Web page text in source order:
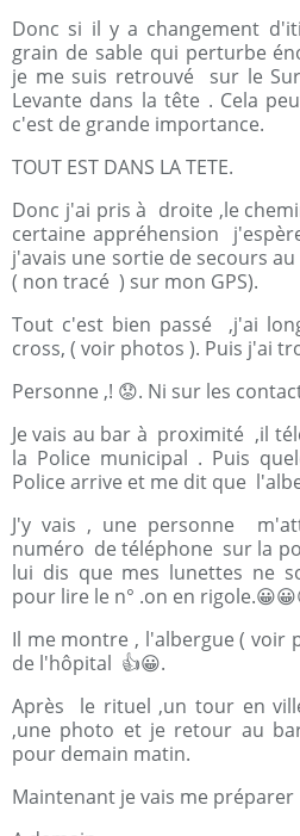
Donc si il y a changement
grain de sable qui perturbe
je me suis retrouvé sur le
Levante dans la tête . Cela
c'est de grande importance.
TOUT EST DANS LA TETE.
Donc j'ai pris à droite ,le
certaine appréhension
j'avais une sortie de secours
( non tracé ) sur mon GPS).
Tout c'est bien passé ,j'ai
cross, ( voir photos ). Puis j'ai
Personne ,! 😟. Ni sur les
Je vais au bar à proximité ,il
la Police municipal . Puis
Police arrive et me dit que
J'y vais , une personne
numéro de téléphone sur la
lui dis que mes lunettes ne
pour lire le n° .on en
Il me montre , l'albergue ( voir
de l'hôpital 👍😀.
Après le rituel ,un tour en
,une photo et je retour au
pour demain matin.
Maintenant je vais me